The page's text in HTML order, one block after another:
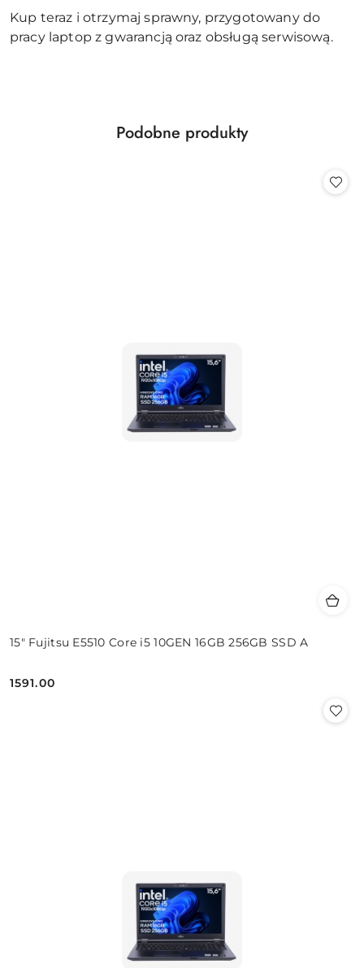
Kup teraz i otrzymaj sprawny, przygotowany do
pracy laptop z gwarancją oraz obsługą serwisową.
Pomiń karuzelę produktów
Produkty
Podobne produkty
15" Fujitsu E5510 Core i5 10GEN 16GB 256GB SSD A
Cena:
1591.00